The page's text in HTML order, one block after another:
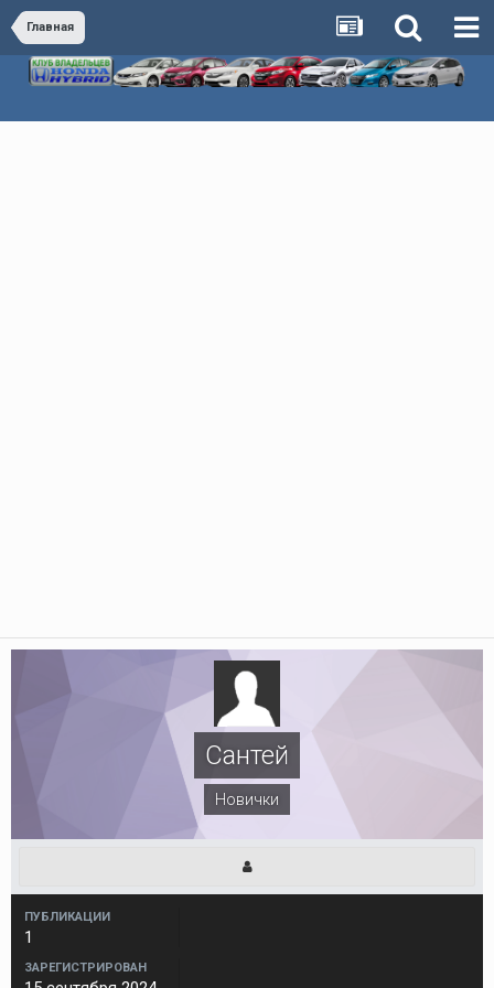
Главная
Сантей
Новички
ПУБЛИКАЦИИ
1
ЗАРЕГИСТРИРОВАН